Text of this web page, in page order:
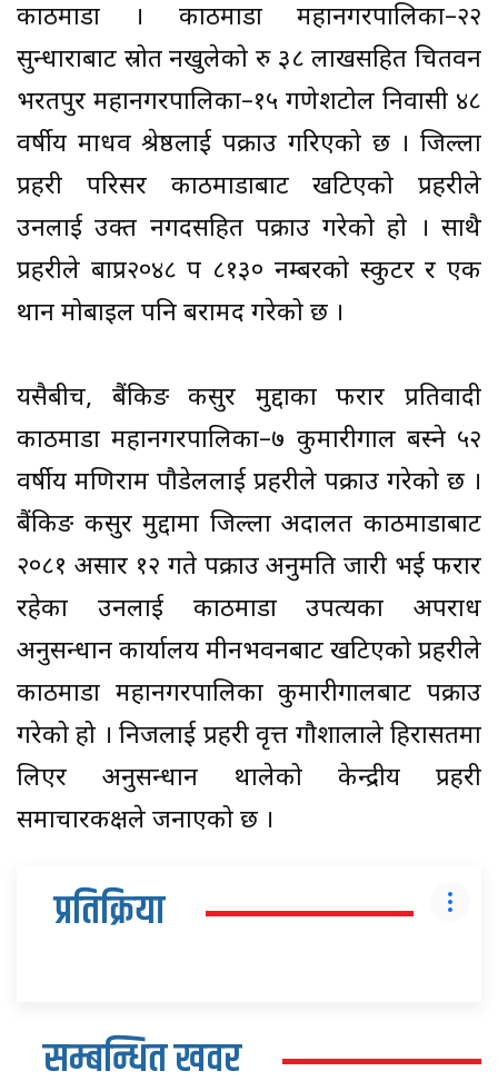
काठमाडौँ । काठमाडौँ महानगरपालिका–२२
सुन्धाराबाट स्रोत नखुलेको रु ३८ लाखसहित चितवन
भरतपुर महानगरपालिका–१५ गणेशटोल निवासी ४८
वर्षीय माधव श्रेष्ठलाई पक्राउ गरिएको छ । जिल्ला
प्रहरी परिसर काठमाडौँबाट खटिएको प्रहरीले
उनलाई उक्त नगदसहित पक्राउ गरेको हो । साथै
प्रहरीले बाप्र२०४८ प ८१३० नम्बरको स्कुटर र एक
थान मोबाइल पनि बरामद गरेको छ ।
यसैबीच, बैंकिङ कसुर मुद्दाका फरार प्रतिवादी
काठमाडौँ महानगरपालिका–७ कुमारीगाल बस्ने ५२
वर्षीय मणिराम पौडेललाई प्रहरीले पक्राउ गरेको छ ।
बैंकिङ कसुर मुद्दामा जिल्ला अदालत काठमाडौँबाट
२०८१ असार १२ गते पक्राउ अनुमति जारी भई फरार
रहेका उनलाई काठमाडौँ उपत्यका अपराध
अनुसन्धान कार्यालय मीनभवनबाट खटिएको प्रहरीले
काठमाडौँ महानगरपालिका कुमारीगालबाट पक्राउ
गरेको हो । निजलाई प्रहरी वृत्त गौशालाले हिरासतमा
लिएर अनुसन्धान थालेको केन्द्रीय प्रहरी
समाचारकक्षले जनाएको छ ।
प्रतिक्रिया
सम्बन्धित खवर